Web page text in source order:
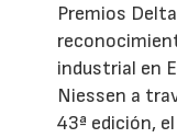
Premios
industrial en
Niessen a
43ª edición,